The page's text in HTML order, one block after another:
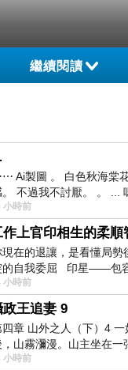
繼續閱讀
Ai製圖 。 白色秋海棠
。 不過我不討厭。 。 ...
中
小時前
作上官印相生的柔
現在的退讓，是看懂局勢
的自我委屈 印星——包
觀察，不會
小時前
政王追妻 9
四章 山外之人（下）4
，山霧瀰漫。山主坐在一
盤未下完的棋盤，還有一
小時前